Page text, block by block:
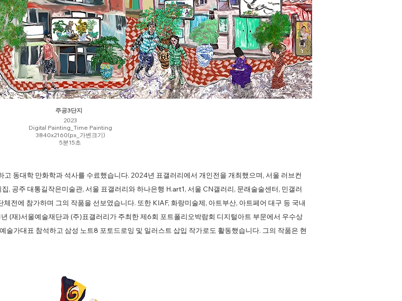
주공3단지
2023
Digital Painting_Time Painting
3840x2160(px_가변크기)
5분15초
동대학 만화학과 석사를 수료했습니다. 2024년 표갤러리에서 개인전을 개최했으며, 서울 러브컨
, 공주 대통길작은미술관, 서울 표갤러리와 하나은행 H.art1, 서울 CN갤러리, 문래술술센터, 민갤러
전에 참가하며 그의 작품을 선보였습니다. 또한 KIAF, 화랑미술제, 아트부산, 아트페어 대구 등 국내
(재)서울예술재단과 (주)표갤러리가 주최한 제6회 포트폴리오박람회 디지털아트 부문에서 우수상
가대표 참석하고 삼성 노트8 포토드로잉 및 일러스트 삽입 작가로도 활동했습니다. 그의 작품은 현